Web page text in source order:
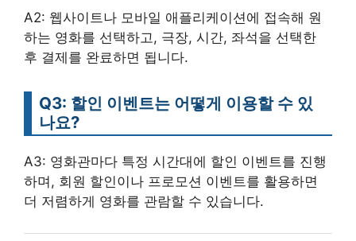
A2: 웹사이트나 모바일 애플리케이션에 접속해 원
하는 영화를 선택하고, 극장, 시간, 좌석을 선택한
후 결제를 완료하면 됩니다.
Q3: 할인 이벤트는 어떻게 이용할 수 있
나요?
A3: 영화관마다 특정 시간대에 할인 이벤트를 진행
하며, 회원 할인이나 프로모션 이벤트를 활용하면
더 저렴하게 영화를 관람할 수 있습니다.